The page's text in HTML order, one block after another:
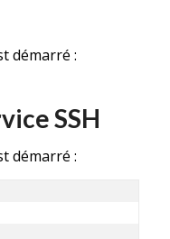
démarré :
SSH
démarré :